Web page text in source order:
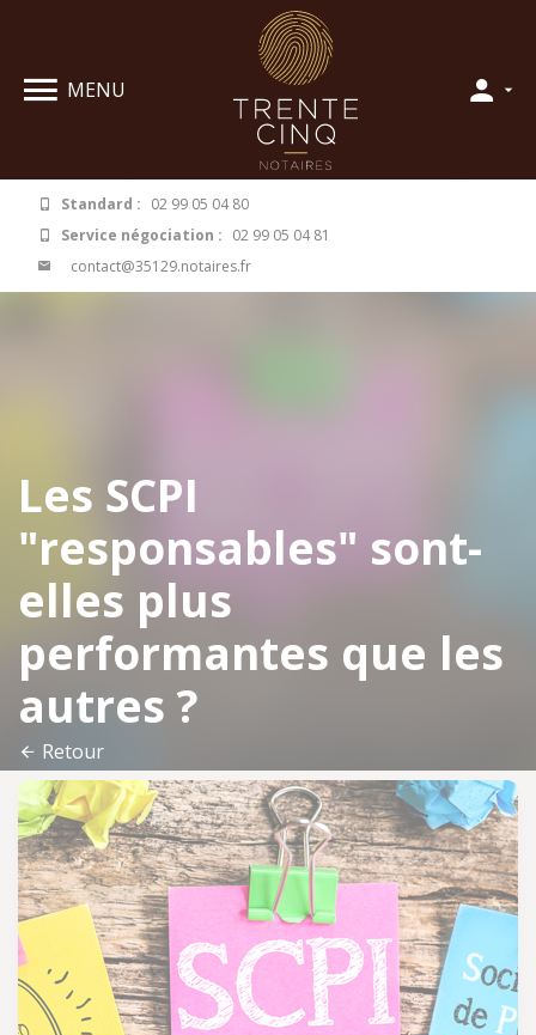
MENU
Standard : 02 99 05 04 80
Service négociation : 02 99 05 04 81
contact@35129.notaires.fr
Les SCPI
"responsables" sont-
elles plus
performantes que les
autres ?
Retour
Panneau de gestion des cookies